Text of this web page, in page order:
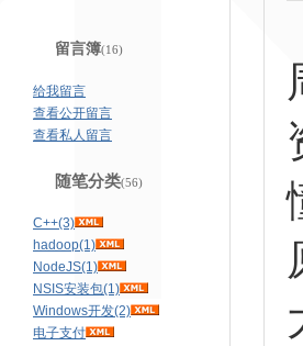
留言簿(16)
给我留言
查看公开留言
查看私人留言
随笔分类(56)
C++(3)
hadoop(1)
NodeJS(1)
NSIS安装包(1)
Windows开发(2)
电子支付